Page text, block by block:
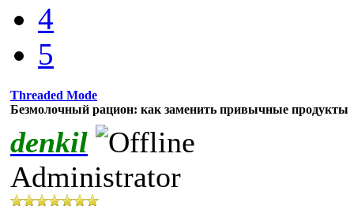
4
5
Threaded Mode
Безмолочный рацион: как заменить привычные продукты
denkil
Administrator